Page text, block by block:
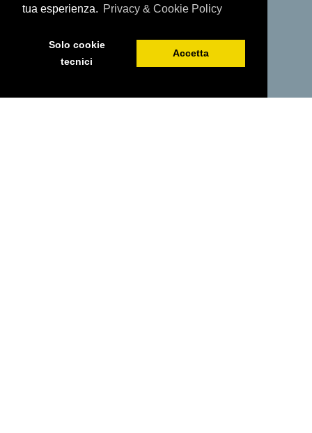
tua esperienza. Privacy & Cookie Policy
Solo cookie
tecnici
Accetta